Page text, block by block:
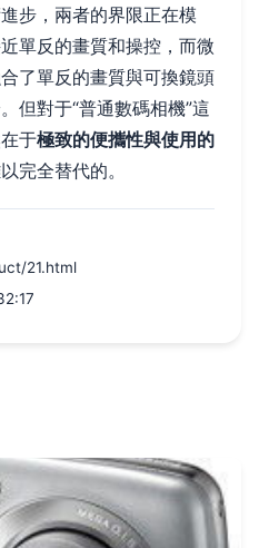
步，兩者的界限正在模
單反的畫質和操控，而微
了單反的畫質與可換鏡頭
但對于“普通數碼相機”這
于極致的便攜性與使用的
完全替代的。
21.html